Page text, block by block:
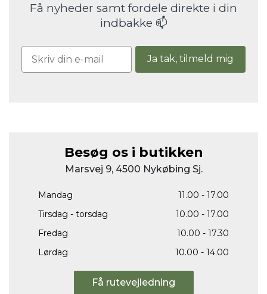
Få nyheder samt fordele direkte i din
indbakke 📫
Ja tak, tilmeld mig
Besøg os i butikken
Marsvej 9, 4500 Nykøbing Sj.
Mandag
11.00 - 17.00
Tirsdag - torsdag
10.00 - 17.00
Fredag
10.00 - 17.30
Lørdag
10.00 - 14.00
Få rutevejledning